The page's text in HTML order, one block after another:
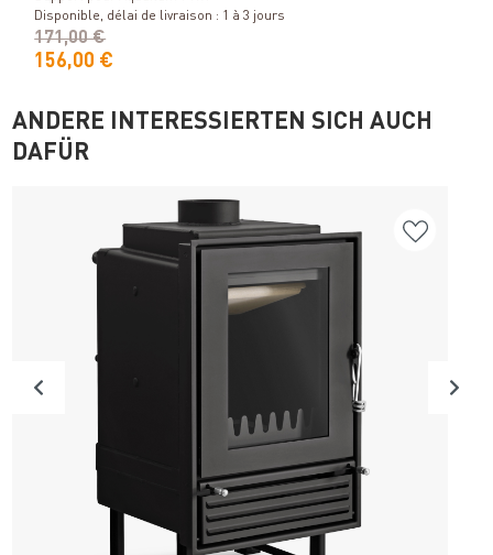
Disponible, délai de livraison : 1 à 3 jours
156,00 €
171,00 €
ANDERE INTERESSIERTEN SICH AUCH
DAFÜR